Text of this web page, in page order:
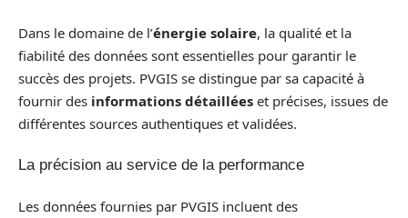
Dans le domaine de l’énergie solaire, la qualité et la
fiabilité des données sont essentielles pour garantir le
succès des projets. PVGIS se distingue par sa capacité à
fournir des informations détaillées et précises, issues de
différentes sources authentiques et validées.
La précision au service de la performance
Les données fournies par PVGIS incluent des